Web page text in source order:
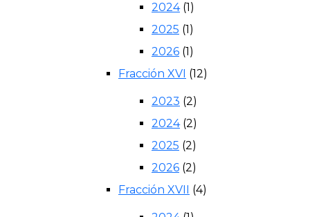
2024(1)
2025 (1)
2026 (1)
Fracción XVI (12)
2023 (2)
2024(2)
2025 (2)
2026 (2)
Fracción XVII
(4)